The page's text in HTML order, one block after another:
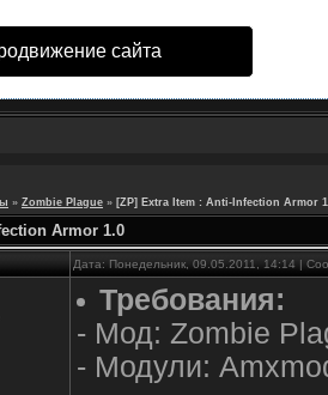
сайта
» Zombie Plague » [ZP] Extra Item : Anti-Infection Armor
Armor 1.0
Дата: Понедельник, 09.05.2011, 14:14 |
Требования:
- Мод: Zombie
- Модули: